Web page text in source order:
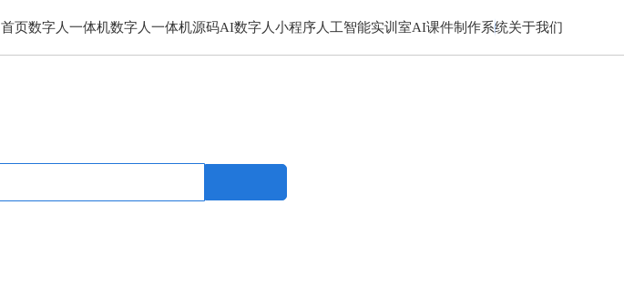
首页数字人一体机数字人一体机源码AI数字人小程序人工智能实训室AI课件制作系统关于我们